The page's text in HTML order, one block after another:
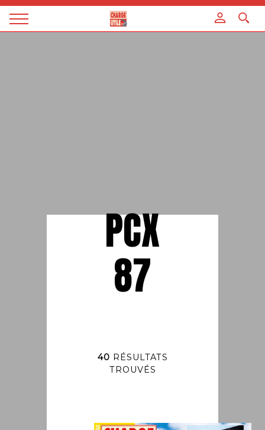
Magazine
PCX
87
40 RÉSULTATS
TROUVÉS
Panneau de gestion des cookies